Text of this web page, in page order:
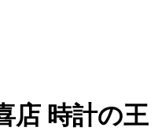
店 時計の王